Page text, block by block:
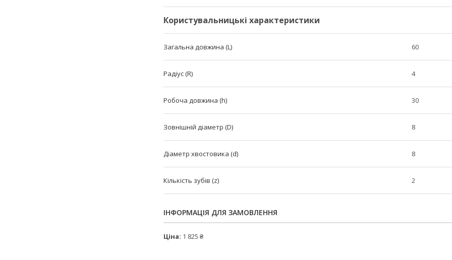
Користувальницькі характеристики
Загальна довжина (L) 60
Радіус (R) 4
Робоча довжина (h) 30
Зовнішній діаметр (D) 8
Діаметр хвостовика (d) 8
Кількість зубів (z) 2
ІНФОРМАЦІЯ ДЛЯ ЗАМОВЛЕННЯ
Ціна: 1 825 ₴